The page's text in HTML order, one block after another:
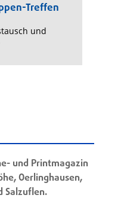
Treffen
und
und Printmagazin
Oerlinghausen,
Salzuflen.